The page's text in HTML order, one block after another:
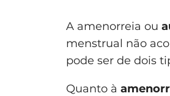
A amenorreia ou
menstrual não
pode ser de dois
Quanto à